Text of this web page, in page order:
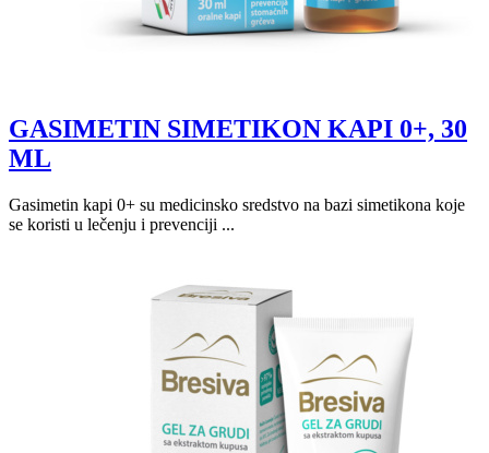
GASIMETIN SIMETIKON KAPI 0+, 30
ML
Gasimetin kapi 0+ su medicinsko sredstvo na bazi simetikona koje
se koristi u lečenju i prevenciji ...